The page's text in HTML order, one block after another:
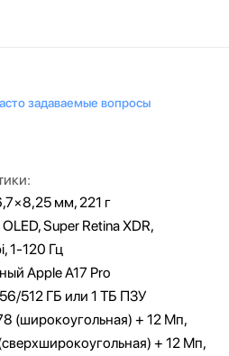
задаваемые вопросы
мм, 221 г
Super Retina XDR,
1-120 Гц
Apple A17 Pro
512 ГБ или 1 ТБ ПЗУ
(широкоугольная) + 12 Мп,
+ 12 Мп,